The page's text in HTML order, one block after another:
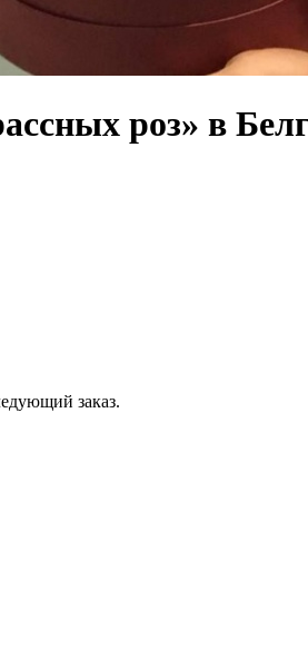
роз» в
заказ.